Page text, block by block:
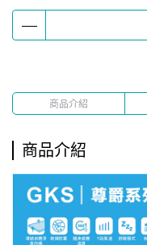
商品介紹
商品介紹